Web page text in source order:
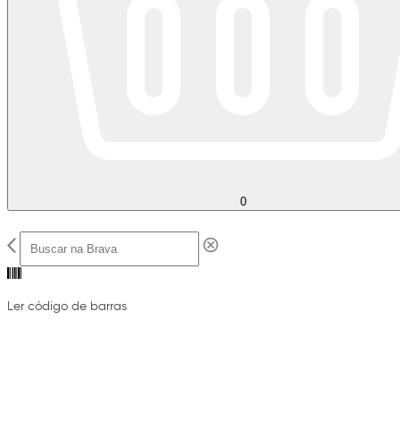
0
Ler código de barras